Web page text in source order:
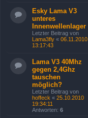
Esky Lama V3
unteres
Innenwellenlager
Letzter Beitrag von
Lama3fly « 06.11.2010
13:17:43
Lama V3 40Mhz
gegen 2,4Ghz
tauschen
möglich?
Letzter Beitrag von
hoffeck « 25.10.2010
19:34:11
Antworten: 6